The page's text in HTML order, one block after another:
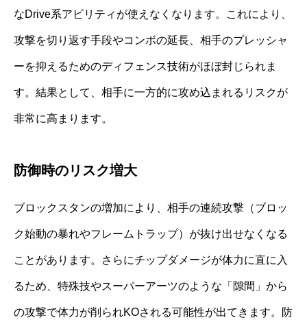
なDrive系アビリティが使えなくなります。これにより、
攻撃を切り返す手段やコンボの延長、相手のプレッシャ
ーを抑えるためのディフェンス技術がほぼ封じられま
す。結果として、相手に一方的に攻め込まれるリスクが
非常に高まります。
防御時のリスク増大
ブロックスタンの増加により、相手の連続攻撃（ブロッ
ク始動の暴れやフレームトラップ）が抜け出せなくなる
ことがあります。さらにチップダメージが体力に直に入
るため、特殊技やスーパーアーツのような「隙間」から
の攻撃で体力が削られKOされる可能性が出てきます。防